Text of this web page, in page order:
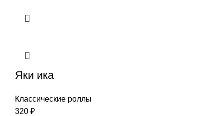
Яки ика
Классические роллы
320 ₽